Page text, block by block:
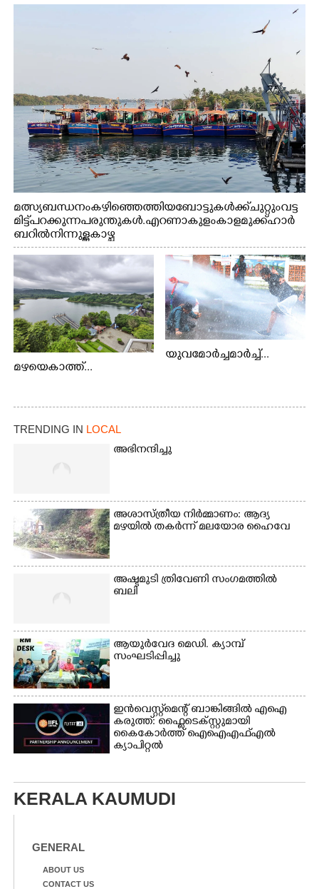
മത്സ്യബന്ധനം കഴിഞ്ഞെത്തിയ ബോട്ടുകൾക്ക് ചുറ്റും വട്ട
മിട്ട് പറക്കുന്ന പരുന്തുകൾ. എറണാകുളം കാളമുക്ക് ഹാർ
ബറിൽ നിന്നുള്ള കാഴ്ച
മഴയെകാത്ത്...
യുവമോർച്ചമാർച്ച്...
TRENDING IN LOCAL
അഭിനന്ദിച്ചു
അശാസ്ത്രീയ നിർമ്മാണം: ആദ്യ
മഴയിൽ തകർന്ന് മലയോര ഹൈവേ
അഷ്ടമുടി ത്രിവേണി സംഗമത്തിൽ
ബലി
ആയുർവേദ മെഡി. ക്യാമ്പ്
സംഘടിപ്പിച്ചു
ഇൻവെസ്റ്റ്മെന്റ് ബാങ്കിങ്ങിൽ എഐ
കരുത്ത്: ഫ്ലൈടെക്സ്റ്റുമായി
കൈകോർത്ത് ഐഐഎഫ്എൽ
ക്യാപിറ്റൽ
KERALA KAUMUDI
GENERAL
ABOUT US
CONTACT US